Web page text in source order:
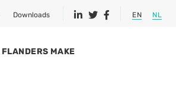
Downloads EN NL
MAKE